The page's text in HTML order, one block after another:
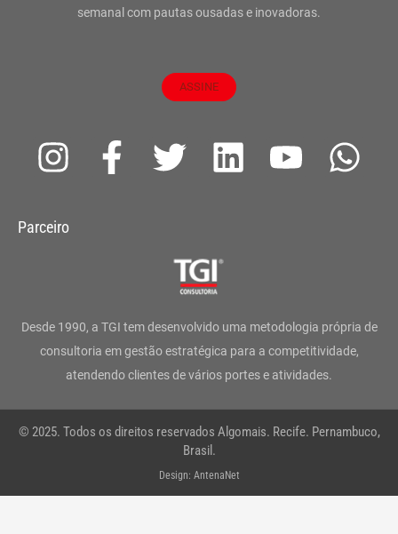
semanal com pautas ousadas e inovadoras.
ASSINE
I
s
g
r
a
m
F
a
o
o
k
-
T
t
e
r
L
d
i
n
Y
b
e
W
a
p
Parceiro
Desde 1990, a TGI tem desenvolvido uma metodologia própria de
consultoria em gestão estratégica para a competitividade,
atendendo clientes de vários portes e atividades.
© 2025. Todos os direitos reservados Algomais. Recife. Pernambuco,
Brasil.
Design: AntenaNet